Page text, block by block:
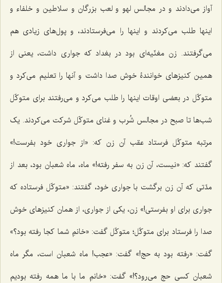
آواز می‌دادند و در مجالس لهو و لعب بزرگان و سلاطین و خلفاء و
اینها طلب می‌کردند و اینها را می‌فرستادند، و پول‌های زیادی هم
می‌گرفتند. زن مغنّیه‌ای بود در بغداد که جواری داشت، یعنی از
همین کنیزهای خوانندۀ خوش صدا داشت و آنها را تعلیم می‌کرد و
متوکّل در بعضی اوقات اینها را طلب می‌کرد و می‌رفتند برای متوکّل
شب‌ها تا صبح در مجالس شُرب و غنای متوکّل شرکت می‌کردند. یک
مرتبه متوکّل فرستاد عقب آن زن که: «از جواری خود بفرست!»
گفتند که: «نیست، آن زن به سفر رفته!» ماه، ماه شعبان بود، بعد از
مدّتی که آن زن برگشت با جواری خود، گفتند: «متوکّل فرستاده که
جواری برای او بفرستی!» زن، یکی از جواری، از همان کنیزهای خوش
صدا را فرستاد برای متوکّل؛ متوکّل گفت: «خانمِ شما کجا رفته بود؟»
گفت: «رفته بود به حج!» گفت: «عجب! ماه شعبان است، مگر ماه
شعبان کسی حج می‌رود؟!» گفت: «خانمِ ما با ما همه رفته بودیم